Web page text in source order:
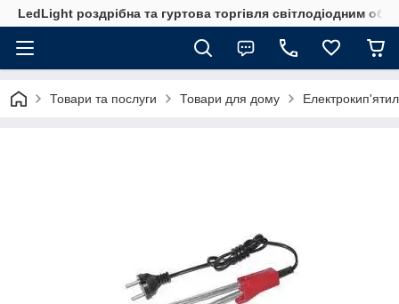
LedLight роздрiбна та гуртова торгiвля свiтлодiодним
Товари та послуги Товари для дому